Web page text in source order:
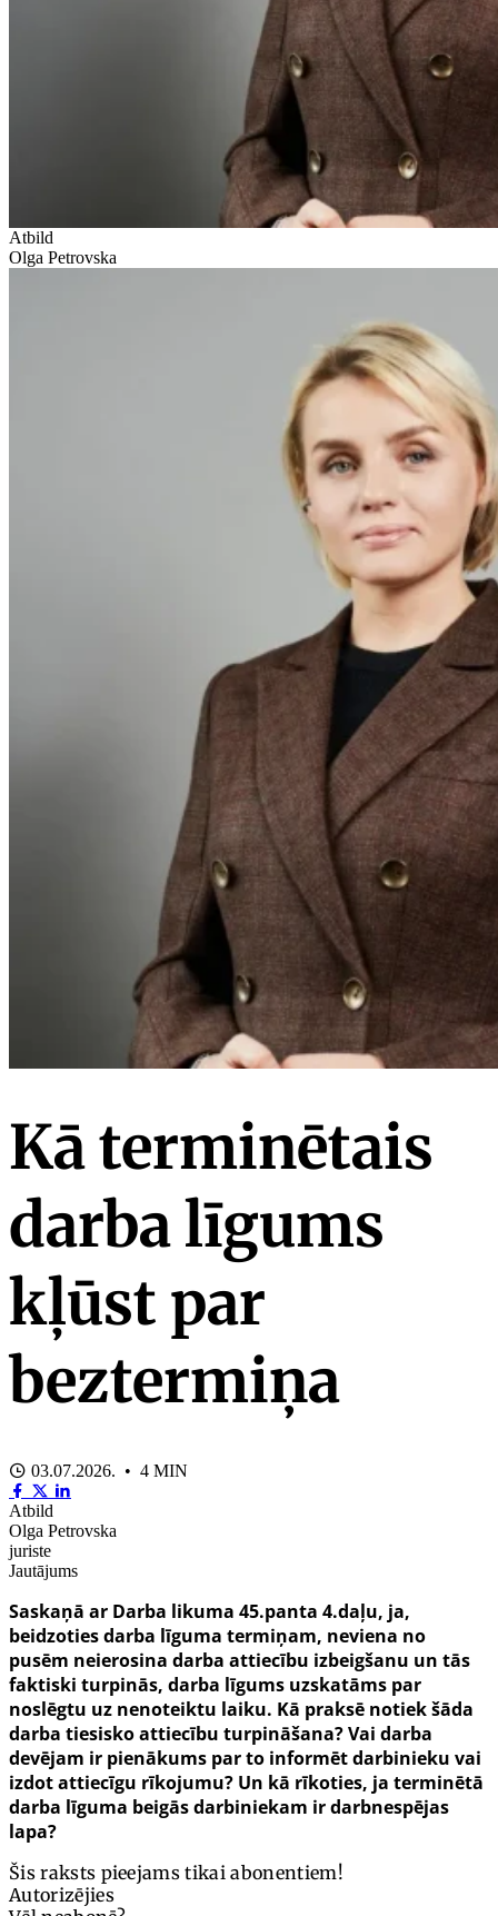
Atbild
Olga Petrovska
Kā terminētais
darba līgums
kļūst par
beztermiņa
03.07.2026. • 4 MIN
Atbild
Olga Petrovska
juriste
Jautājums
Saskaņā ar Darba likuma 45.panta 4.daļu, ja,
beidzoties darba līguma termiņam, neviena no
pusēm neierosina darba attiecību izbeigšanu un tās
faktiski turpinās, darba līgums uzskatāms par
noslēgtu uz nenoteiktu laiku. Kā praksē notiek šāda
darba tiesisko attiecību turpināšana? Vai darba
devējam ir pienākums par to informēt darbinieku vai
izdot attiecīgu rīkojumu? Un kā rīkoties, ja terminētā
darba līguma beigās darbiniekam ir darbnespējas
lapa?
Šis raksts pieejams tikai abonentiem!
Autorizējies